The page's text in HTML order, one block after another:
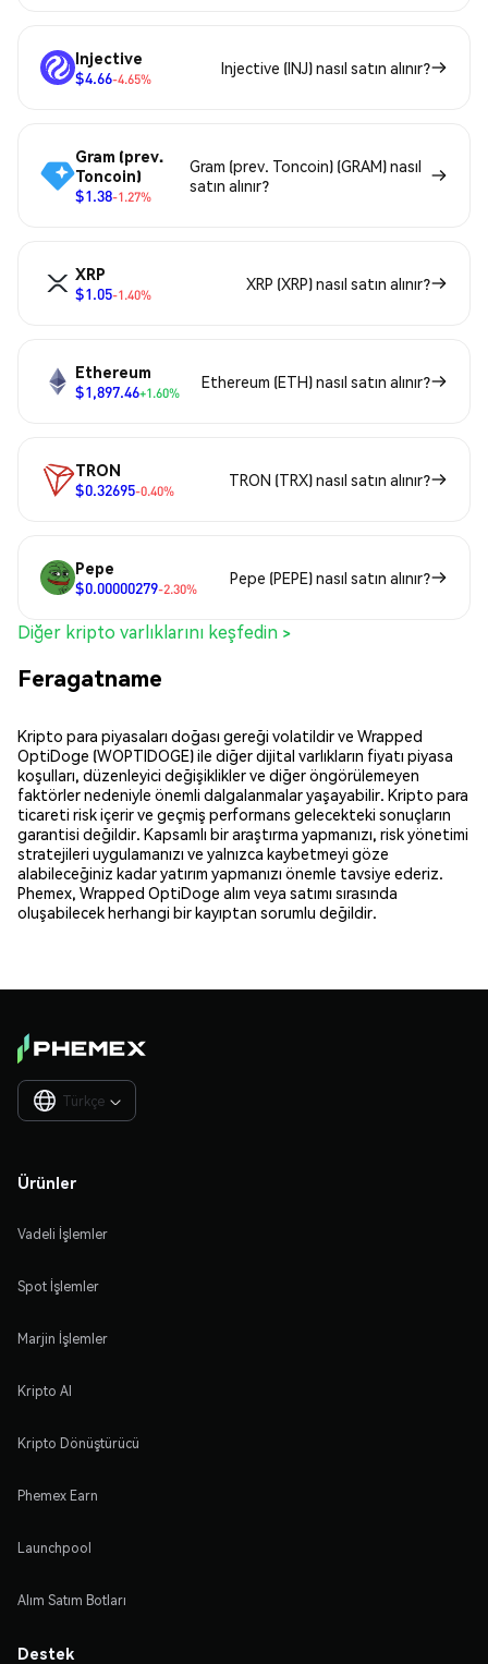
Injective
$4.66-4.65%
Injective (INJ) nasıl satın alınır?
Gram (prev.
Toncoin)
$1.38-1.27%
Gram (prev. Toncoin) (GRAM) nasıl
satın alınır?
XRP
$1.05-1.40%
XRP (XRP) nasıl satın alınır?
Ethereum
$1,897.46+1.60%
Ethereum (ETH) nasıl satın alınır?
TRON
$0.32695-0.40%
TRON (TRX) nasıl satın alınır?
Pepe
$0.00000279-2.30%
Pepe (PEPE) nasıl satın alınır?
Diğer kripto varlıklarını keşfedin >
Feragatname
Kripto para piyasaları doğası gereği volatildir ve Wrapped
OptiDoge (WOPTIDOGE) ile diğer dijital varlıkların fiyatı piyasa
koşulları, düzenleyici değişiklikler ve diğer öngörülemeyen
faktörler nedeniyle önemli dalgalanmalar yaşayabilir. Kripto para
ticareti risk içerir ve geçmiş performans gelecekteki sonuçların
garantisi değildir. Kapsamlı bir araştırma yapmanızı, risk yönetimi
stratejileri uygulamanızı ve yalnızca kaybetmeyi göze
alabileceğiniz kadar yatırım yapmanızı önemle tavsiye ederiz.
Phemex, Wrapped OptiDoge alım veya satımı sırasında
oluşabilecek herhangi bir kayıptan sorumlu değildir.
Türkçe 
Ürünler
Vadeli İşlemler
Spot İşlemler
Marjin İşlemler
Kripto Al
Kripto Dönüştürücü
Phemex Earn
Launchpool
Alım Satım Botları
Destek